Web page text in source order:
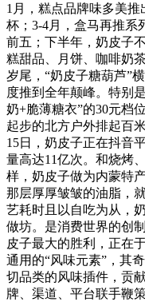
1月，糕点品牌味多美
杯；3-4月，盒马再推系
前五；下半年，奶皮子
糕甜品、月饼、咖啡奶
岁尾，“奶皮子糖葫芦”
度推到全年颠峰。特别
奶+脆薄糖衣”的30元档
起步的北方户外排起百
15日，奶皮子正在抖音
量高达11亿次。和烧烤
样，奶皮子做为内蒙特
那层厚厚皱皱的油脂，
艺耗时且以自吃为从，
做坊。是消费世界的创
皮子最大的胜利，正在
通用的“风味元素”，其
切品类的风味插件，贡
牌、渠道、平台联手鞭